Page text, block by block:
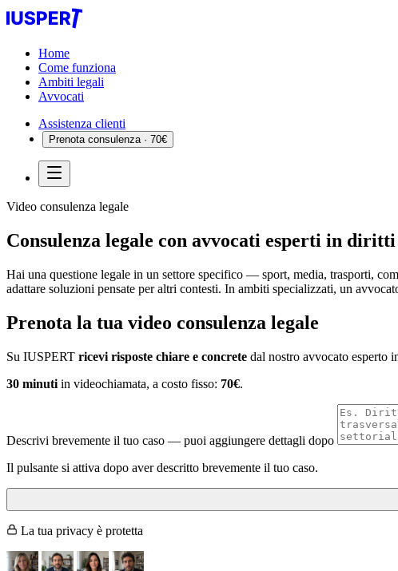
Home
Come funziona
Ambiti legali
Avvocati
Assistenza clienti
Prenota consulenza · 70€
Video consulenza legale
Consulenza legale con avvocati esperti in diritti
Hai una questione legale in un settore specifico — sport, media, trasporti,
adattare soluzioni pensate per altri contesti. In ambiti specializzati, un
Prenota la tua video consulenza legale
Su IUSPERT ricevi risposte chiare e concrete dal nostro avvocato esperto
30 minuti in videochiamata, a costo fisso: 70€.
Descrivi brevemente il tuo caso — puoi aggiungere dettagli dopo
Il pulsante si attiva dopo aver descritto brevemente il tuo caso.
La tua privacy è protetta